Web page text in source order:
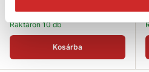
Raktáron 10 db
Kosárba